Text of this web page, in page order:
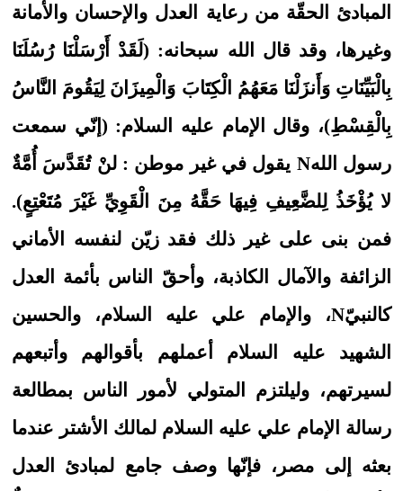
المبادئ الحقّة من رعاية العدل والإحسان والأمانة
وغيرها، وقد قال الله سبحانه: (لَقَدْ أَرْسَلْنَا رُسُلَنَا
بِالْبَيِّنَاتِ وَأَنزَلْنَا مَعَهُمُ الْكِتَابَ وَالْمِيزَانَ لِيَقُومَ النَّاسُ
بِالْقِسْطِ)، وقال الإمام عليه السلام: (إنّي سمعت
رسول اللهN يقول في غير موطن : لنْ تُقَدَّسَ أُمَّةٌ
لا يُؤْخَذُ لِلضَّعِيفِ فِيهَا حَقَّهُ مِنَ الْقَوِيِّ غَيْرَ مُتَعْتِعٍ).
فمن بنى على غير ذلك فقد زيّن لنفسه الأماني
الزائفة والآمال الكاذبة، وأحقّ الناس بأئمة العدل
كالنبيّN، والإمام علي عليه السلام، والحسين
الشهيد عليه السلام أعملهم بأقوالهم وأتبعهم
لسيرتهم، وليلتزم المتولي لأمور الناس بمطالعة
رسالة الإمام علي عليه السلام لمالك الأشتر عندما
بعثه إلى مصر، فإنّها وصف جامع لمبادئ العدل